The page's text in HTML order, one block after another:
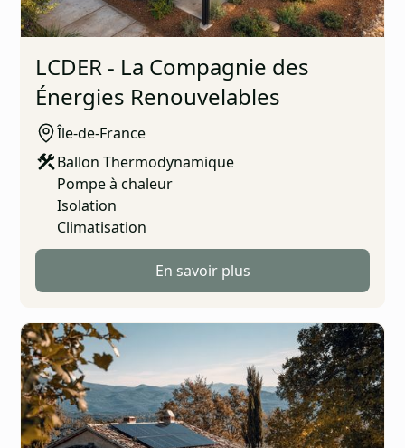
LCDER - La Compagnie des
Énergies Renouvelables
Île-de-France
Ballon Thermodynamique
Pompe à chaleur
Isolation
Climatisation
En savoir plus